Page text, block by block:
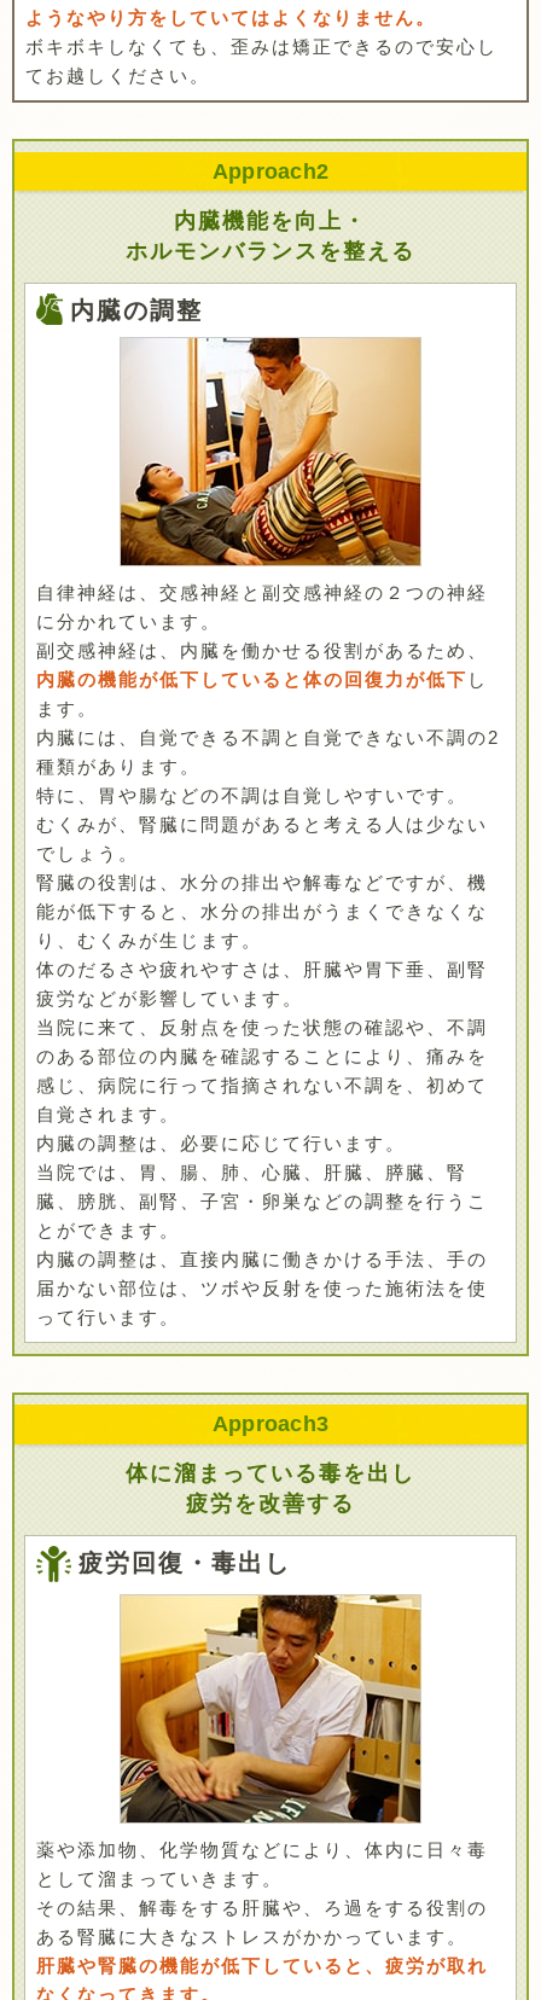
ようなやり方をしていてはよくなりません。
ボキボキしなくても、歪みは矯正できるので安心し
てお越しください。
Approach2
内臓機能を向上・
ホルモンバランスを整える
内臓の調整
自律神経は、交感神経と副交感神経の２つの神経
に分かれています。
副交感神経は、内臓を働かせる役割があるため、
内臓の機能が低下していると体の回復力が低下 し
ます。
内臓には、自覚できる不調と自覚できない不調の2
種類があります。
特に、胃や腸などの不調は自覚しやすいです。
むくみが、腎臓に問題があると考える人は少ない
でしょう。
腎臓の役割は、水分の排出や解毒などですが、機
能が低下すると、水分の排出がうまくできなくな
り、むくみが生じます。
体のだるさや疲れやすさは、肝臓や胃下垂、副腎
疲労などが影響しています。
当院に来て、反射点を使った状態の確認や、不調
のある部位の内臓を確認することにより、痛みを
感じ、病院に行って指摘されない不調を、初めて
自覚されます。
内臓の調整は、必要に応じて行います。
当院では、胃、腸、肺、心臓、肝臓、膵臓、腎
臓、膀胱、副腎、子宮・卵巣などの調整を行うこ
とができます。
内臓の調整は、直接内臓に働きかける手法、手の
届かない部位は、ツボや反射を使った施術法を使
って行います。
Approach3
体に溜まっている毒を出し
疲労を改善する
疲労回復・毒出し
薬や添加物、化学物質などにより、体内に日々毒
として溜まっていきます。
その結果、解毒をする肝臓や、ろ過をする役割の
ある腎臓に大きなストレスがかかっています。
肝臓や腎臓の機能が低下していると、疲労が取れ
なくなってきます。